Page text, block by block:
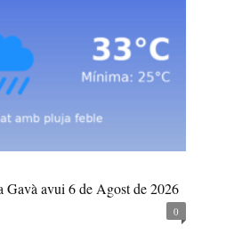
Gavà avui 6 de Agost de 2026
0